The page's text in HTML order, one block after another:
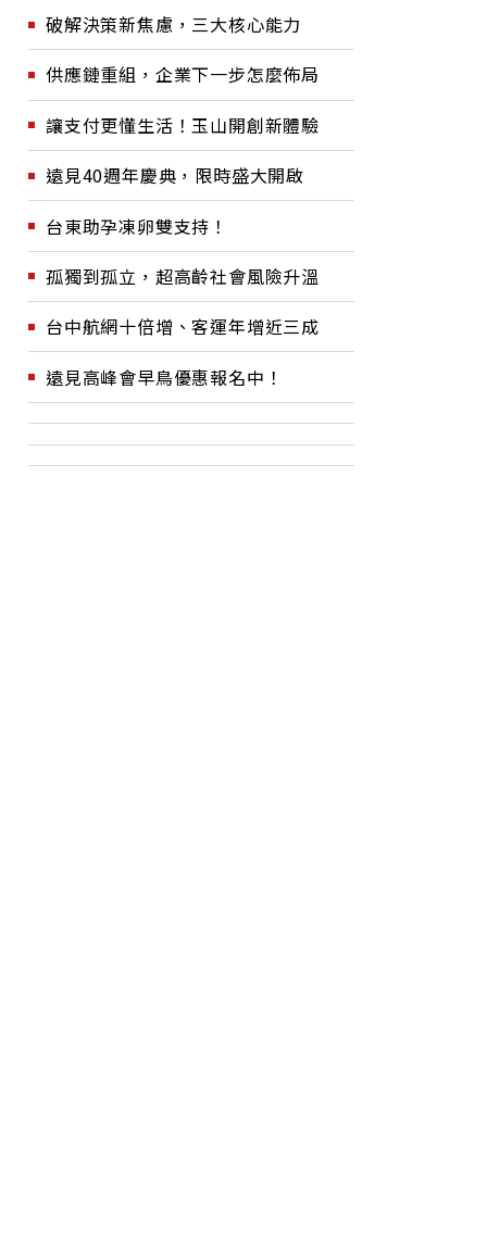
破解決策新焦慮，三大核心能力
供應鏈重組，企業下一步怎麼佈局
讓支付更懂生活！玉山開創新體驗
遠見40週年慶典，限時盛大開啟
台東助孕凍卵雙支持！
孤獨到孤立，超高齡社會風險升溫
台中航網十倍增、客運年增近三成
遠見高峰會早鳥優惠報名中！